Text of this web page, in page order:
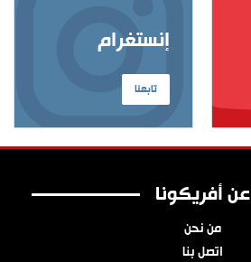
إنستغرام
تابعنا
عن أفريكونا
من نحن
اتصل بنا